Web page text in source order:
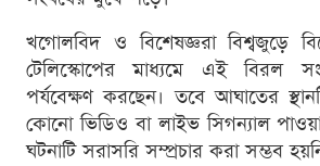
খগোলবিদ ও বিশেষজ্ঞরা বিশ্বজুড়ে
টেলিস্কোপের মাধ্যমে এই বিরল
পর্যবেক্ষণ করছেন। তবে আঘাতের
কোনো ভিডিও বা লাইভ সিগন্যাল
ঘটনাটি সরাসরি সম্প্রচার করা সম্ভব